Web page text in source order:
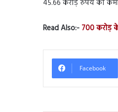
45.66 करोड़ रुपये की
Read Also:- 700 करोड़
Facebook